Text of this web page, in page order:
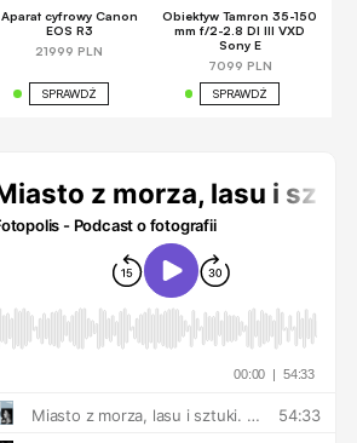
Aparat cyfrowy Canon
EOS R3
21999 PLN
SPRAWDŹ
Obiektyw Tamron 35-150
mm f/2-2.8 DI III VXD
Sony E
7099 PLN
SPRAWDŹ